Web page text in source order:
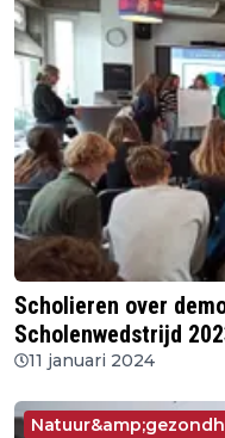
Scholieren over
Scholenwedstrijd
11 januari 2024